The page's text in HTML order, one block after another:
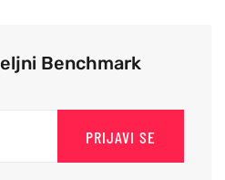
Benchmark
PRIJAVI SE